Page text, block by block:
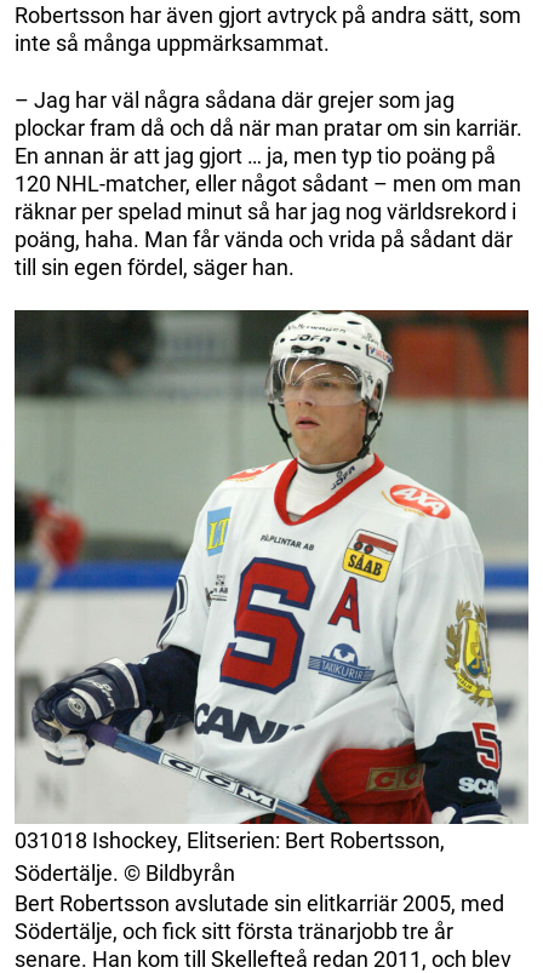
Robertsson har även gjort avtryck på andra sätt, som
inte så många uppmärksammat.
– Jag har väl några sådana där grejer som jag
plockar fram då och då när man pratar om sin karriär.
En annan är att jag gjort … ja, men typ tio poäng på
120 NHL-matcher, eller något sådant – men om man
räknar per spelad minut så har jag nog världsrekord i
poäng, haha. Man får vända och vrida på sådant där
till sin egen fördel, säger han.
031018 Ishockey, Elitserien: Bert Robertsson,
Södertälje. © Bildbyrån
Bert Robertsson avslutade sin elitkarriär 2005, med
Södertälje, och fick sitt första tränarjobb tre år
senare. Han kom till Skellefteå redan 2011, och blev